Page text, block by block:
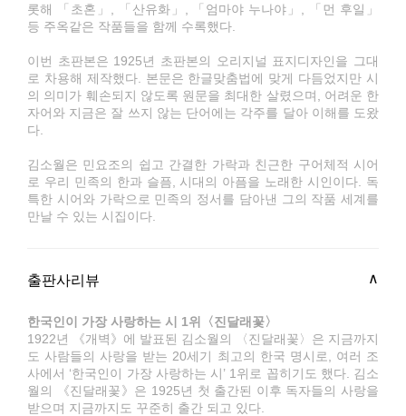
롯해 「초혼」, 「산유화」, 「엄마야 누나야」, 「먼 후일」
등 주옥같은 작품들을 함께 수록했다.
이번 초판본은 1925년 초판본의 오리지널 표지디자인을 그대
로 차용해 제작했다. 본문은 한글맞춤법에 맞게 다듬었지만 시
의 의미가 훼손되지 않도록 원문을 최대한 살렸으며, 어려운 한
자어와 지금은 잘 쓰지 않는 단어에는 각주를 달아 이해를 도왔
다.
김소월은 민요조의 쉽고 간결한 가락과 친근한 구어체적 시어
로 우리 민족의 한과 슬픔, 시대의 아픔을 노래한 시인이다. 독
특한 시어와 가락으로 민족의 정서를 담아낸 그의 작품 세계를
만날 수 있는 시집이다.
출판사리뷰
한국인이 가장 사랑하는 시 1위〈진달래꽃〉
1922년 《개벽》에 발표된 김소월의 〈진달래꽃〉은 지금까지
도 사람들의 사랑을 받는 20세기 최고의 한국 명시로, 여러 조
사에서 ‘한국인이 가장 사랑하는 시’ 1위로 꼽히기도 했다. 김소
월의 《진달래꽃》은 1925년 첫 출간된 이후 독자들의 사랑을
받으며 지금까지도 꾸준히 출간 되고 있다.